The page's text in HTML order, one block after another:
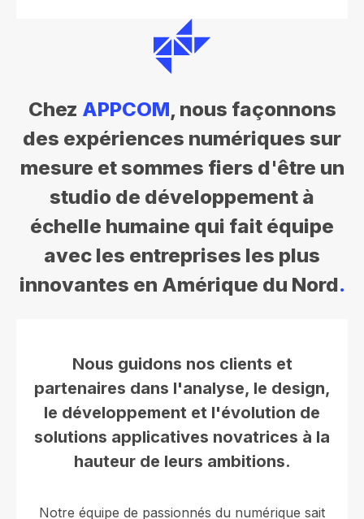
Chez APPCOM, nous façonnons
des expériences numériques sur
mesure et sommes fiers d'être un
studio de développement à
échelle humaine qui fait équipe
avec les entreprises les plus
innovantes en Amérique du Nord
Nous guidons nos clients et
partenaires dans l'analyse, le design,
le développement et l'évolution de
solutions applicatives novatrices à la
hauteur de leurs ambitions.
Notre équipe de passionnés du numérique sait